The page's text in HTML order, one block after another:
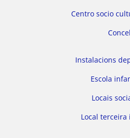
Centro socio
Instalacions
Escola
Locais
Local terceira